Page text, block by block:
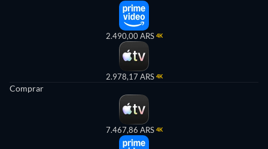
2.490,00 ARS 4K
2.978,17 ARS 4K
Comprar
7.467,86 ARS 4K